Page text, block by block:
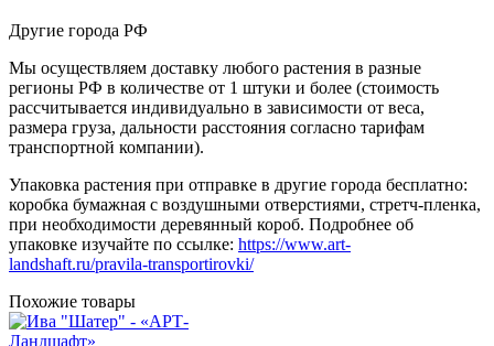
Другие города РФ
Мы осуществляем доставку любого растения в разные
регионы РФ в количестве от 1 штуки и более (стоимость
рассчитывается индивидуально в зависимости от веса,
размера груза, дальности расстояния согласно тарифам
транспортной компании).
Упаковка растения при отправке в другие города бесплатно:
коробка бумажная с воздушными отверстиями, стретч-пленка,
при необходимости деревянный короб. Подробнее об
упаковке изучайте по ссылке: https://www.art-
landshaft.ru/pravila-transportirovki/
Похожие товары